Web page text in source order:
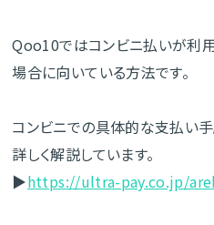
Qoo10ではコンビニ払いが利
場合に向いている方法です。
コンビニでの具体的な支払い
詳しく解説しています。
▶https://ultra-pay.co.jp/